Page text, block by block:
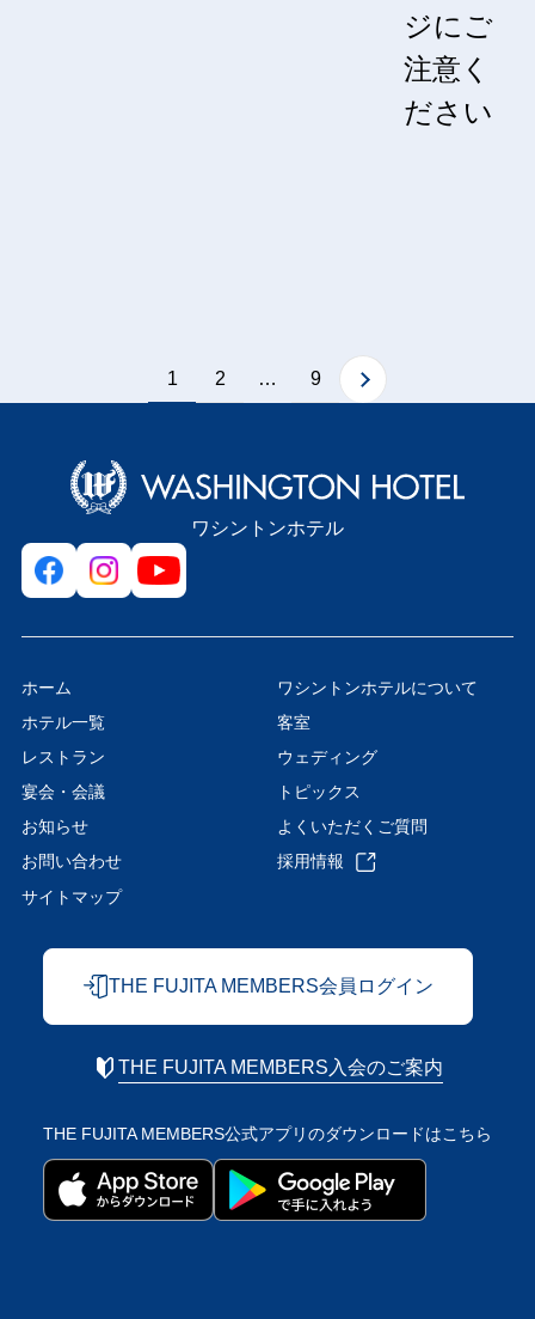
ジにご
注意く
ださい
1 2 … 9
ワシントンホテル
ホーム
ワシントンホテルについて
ホテル一覧
客室
レストラン
ウェディング
宴会・会議
トピックス
お知らせ
よくいただくご質問
お問い合わせ
採用情報
サイトマップ
THE FUJITA MEMBERS会員ログイン
THE FUJITA MEMBERS入会のご案内
THE FUJITA MEMBERS公式アプリのダウンロードはこちら